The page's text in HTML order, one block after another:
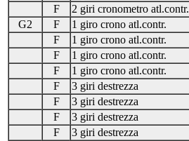
F
2 giri cronometro atl.contr.
G2
F 1 giro crono atl.contr.
F
1 giro crono atl.contr.
F
1 giro crono atl.contr.
F
1 giro crono atl.contr.
F
3 giri destrezza
F
3 giri destrezza
F
3 giri destrezza
F
3 giri destrezza